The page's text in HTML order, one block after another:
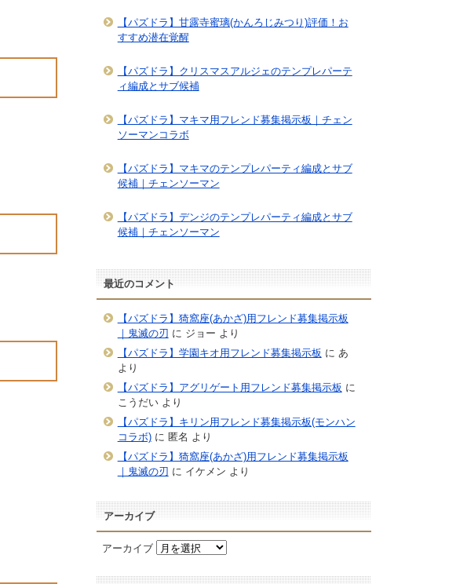
【パズドラ】甘露寺蜜璃(かんろじみつり)評価！お
すすめ潜在覚醒
【パズドラ】クリスマスアルジェのテンプレパーテ
ィ編成とサブ候補
【パズドラ】マキマ用フレンド募集掲示板｜チェン
ソーマンコラボ
【パズドラ】マキマのテンプレパーティ編成とサブ
候補｜チェンソーマン
【パズドラ】デンジのテンプレパーティ編成とサブ
候補｜チェンソーマン
最近のコメント
【パズドラ】猗窩座(あかざ)用フレンド募集掲示板
｜鬼滅の刃 に ジョー より
【パズドラ】学園キオ用フレンド募集掲示板 に あ
より
【パズドラ】アグリゲート用フレンド募集掲示板 に
こうだいより
【パズドラ】キリン用フレンド募集掲示板(モンハン
コラボ)に 匿名 より
【パズドラ】猗窩座(あかざ)用フレンド募集掲示板
｜鬼滅の刃 に イケメン より
アーカイブ
アーカイブ